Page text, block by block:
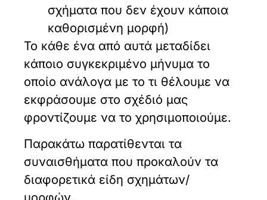
σχήματα που δεν έχουν κάποια
καθορισμένη μορφή)
Το κάθε ένα από αυτά μεταδίδει
κάποιο συγκεκριμένο μήνυμα το
οποίο ανάλογα με το τι θέλουμε να
εκφράσουμε στο σχέδιό μας
φροντίζουμε να το χρησιμοποιούμε.
Παρακάτω παρατίθενται τα
συναισθήματα που προκαλούν τα
διαφορετικά είδη σχημάτων/